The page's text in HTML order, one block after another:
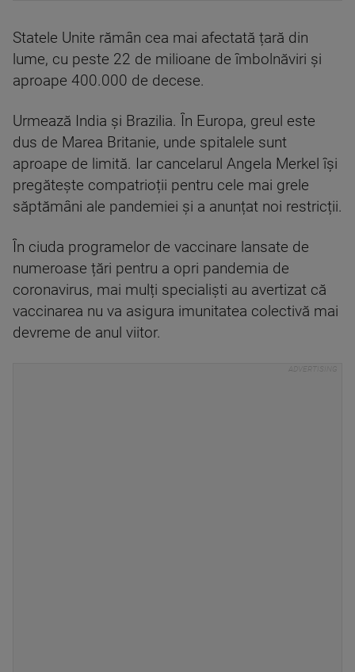
Statele Unite rămân cea mai afectată țară din
lume, cu peste 22 de milioane de îmbolnăviri și
aproape 400.000 de decese.
Urmează India și Brazilia. În Europa, greul este
dus de Marea Britanie, unde spitalele sunt
aproape de limită. Iar cancelarul Angela Merkel își
pregătește compatrioții pentru cele mai grele
săptămâni ale pandemiei și a anunțat noi restricții.
În ciuda programelor de vaccinare lansate de
numeroase țări pentru a opri pandemia de
coronavirus, mai mulți specialiști au avertizat că
vaccinarea nu va asigura imunitatea colectivă mai
devreme de anul viitor.